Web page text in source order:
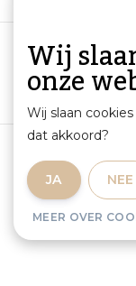
Wij
onze
Wij slaan
dat akkoord?
JA NEE
MEER OVER